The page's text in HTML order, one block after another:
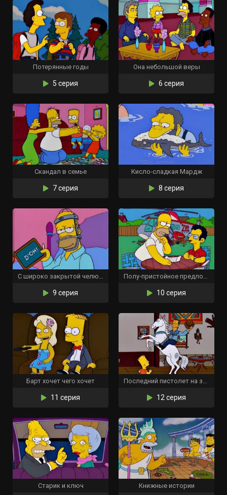
Потерянные годы
5 серия
Она небольшой веры
6 серия
Скандал в семье
7 серия
Кисло-сладкая Мардж
8 серия
С широко закрытой челюстью
9 серия
Полу-пристойное предложение
10 серия
Барт хочет чего хочет
11 серия
Последний пистолет на западе
12 серия
Старик и ключ Книжные истории